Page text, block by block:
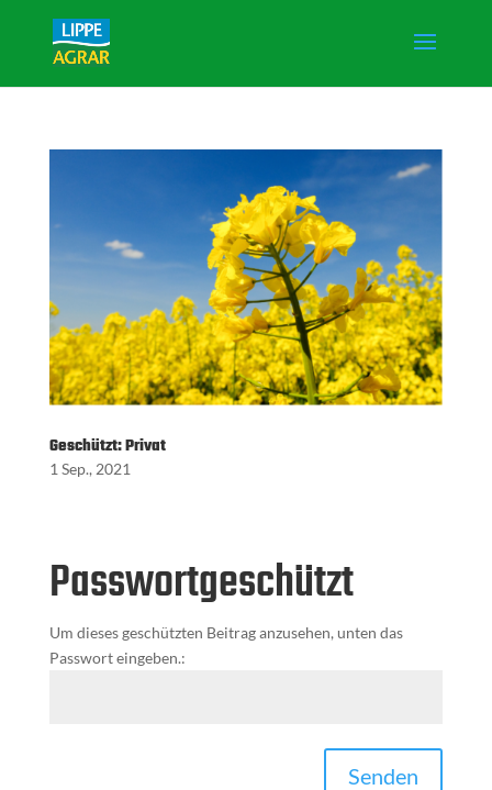
Geschützt: Privat
1 Sep., 2021
Passwortgeschützt
Um dieses geschützten Beitrag anzusehen, unten das
Passwort eingeben.:
Senden